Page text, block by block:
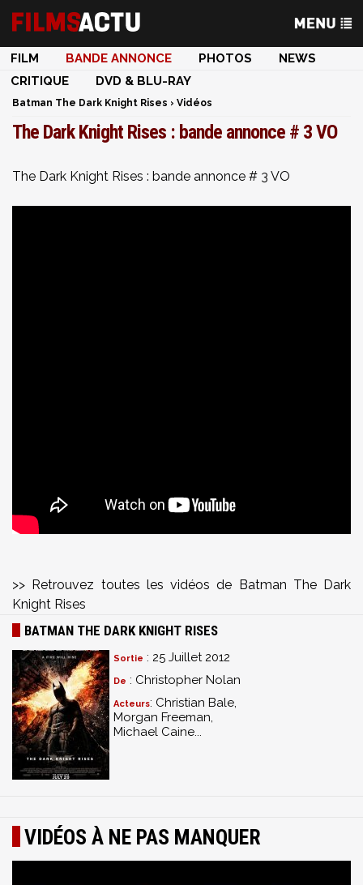
FILM BANDE ANNONCE PHOTOS
NEWS
CRITIQUE
DVD & BLU-RAY
Batman The Dark Knight Rises › Vidéos
The Dark Knight Rises : bande annonce # 3 VO
The Dark Knight Rises : bande annonce # 3 VO
>> Retrouvez toutes les vidéos de Batman The Dark
Knight Rises
BATMAN THE DARK KNIGHT RISES
Sortie : 25 Juillet 2012
De : Christopher Nolan
Acteurs: Christian Bale,
Morgan Freeman,
Michael Caine...
VIDÉOS À NE PAS MANQUER